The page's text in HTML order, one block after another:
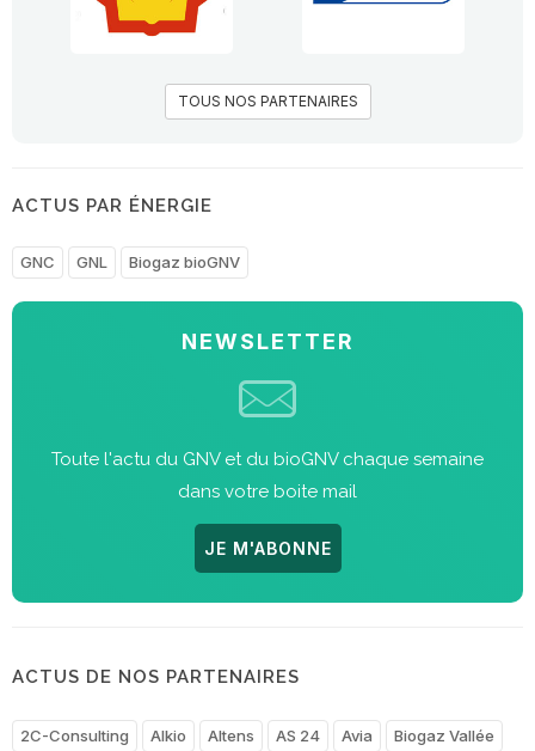
TOUS NOS PARTENAIRES
ACTUS PAR ÉNERGIE
GNC GNL Biogaz bioGNV
NEWSLETTER
Toute l'actu du GNV et du bioGNV chaque semaine
dans votre boite mail
JE M'ABONNE
ACTUS DE NOS PARTENAIRES
2C-Consulting Alkio Altens AS 24 Avia
Biogaz Vallée